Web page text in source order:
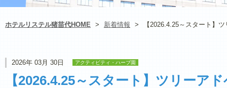
ホテルリステル猪苗代HOME > 新着情報 > 【2026.4.25～スタート】
2026年 03月 30日 アクティビティ・ハーブ園
【2026.4.25～スタート】ツリーア